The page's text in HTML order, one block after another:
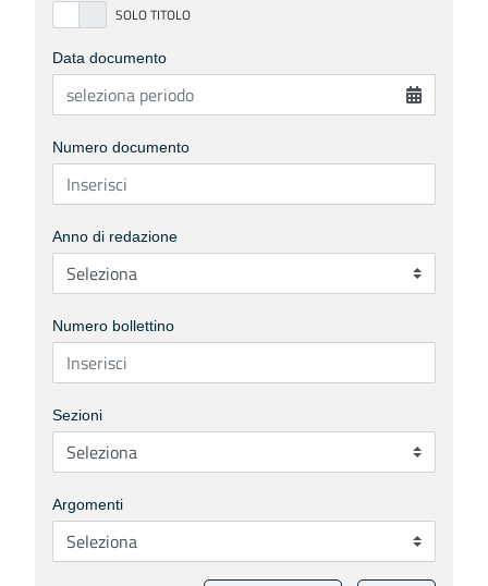
Data documento
Numero documento
Anno di redazione
Numero bollettino
Sezioni
Argomenti